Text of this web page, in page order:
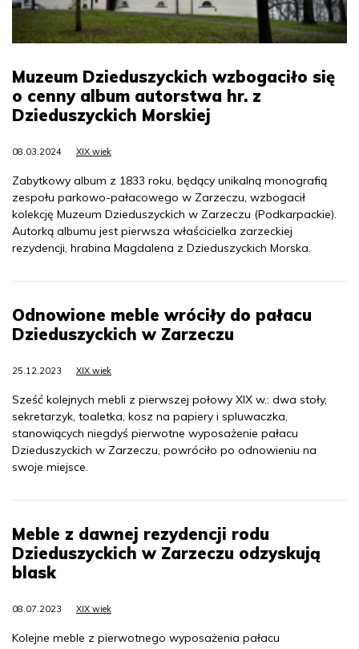
Muzeum Dzieduszyckich wzbogaciło się
o cenny album autorstwa hr. z
Dzieduszyckich Morskiej
08.03.2024 XIX wiek
Zabytkowy album z 1833 roku, będący unikalną monografią
zespołu parkowo-pałacowego w Zarzeczu, wzbogacił
kolekcję Muzeum Dzieduszyckich w Zarzeczu (Podkarpackie).
Autorką albumu jest pierwsza właścicielka zarzeckiej
rezydencji, hrabina Magdalena z Dzieduszyckich Morska.
Odnowione meble wróciły do pałacu
Dzieduszyckich w Zarzeczu
25.12.2023 XIX wiek
Sześć kolejnych mebli z pierwszej połowy XIX w.: dwa stoły,
sekretarzyk, toaletka, kosz na papiery i spluwaczka,
stanowiących niegdyś pierwotne wyposażenie pałacu
Dzieduszyckich w Zarzeczu, powróciło po odnowieniu na
swoje miejsce.
Meble z dawnej rezydencji rodu
Dzieduszyckich w Zarzeczu odzyskują
blask
08.07.2023 XIX wiek
Kolejne meble z pierwotnego wyposażenia pałacu